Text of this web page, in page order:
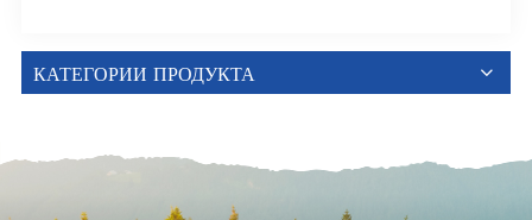
КАТЕГОРИИ ПРОДУКТА